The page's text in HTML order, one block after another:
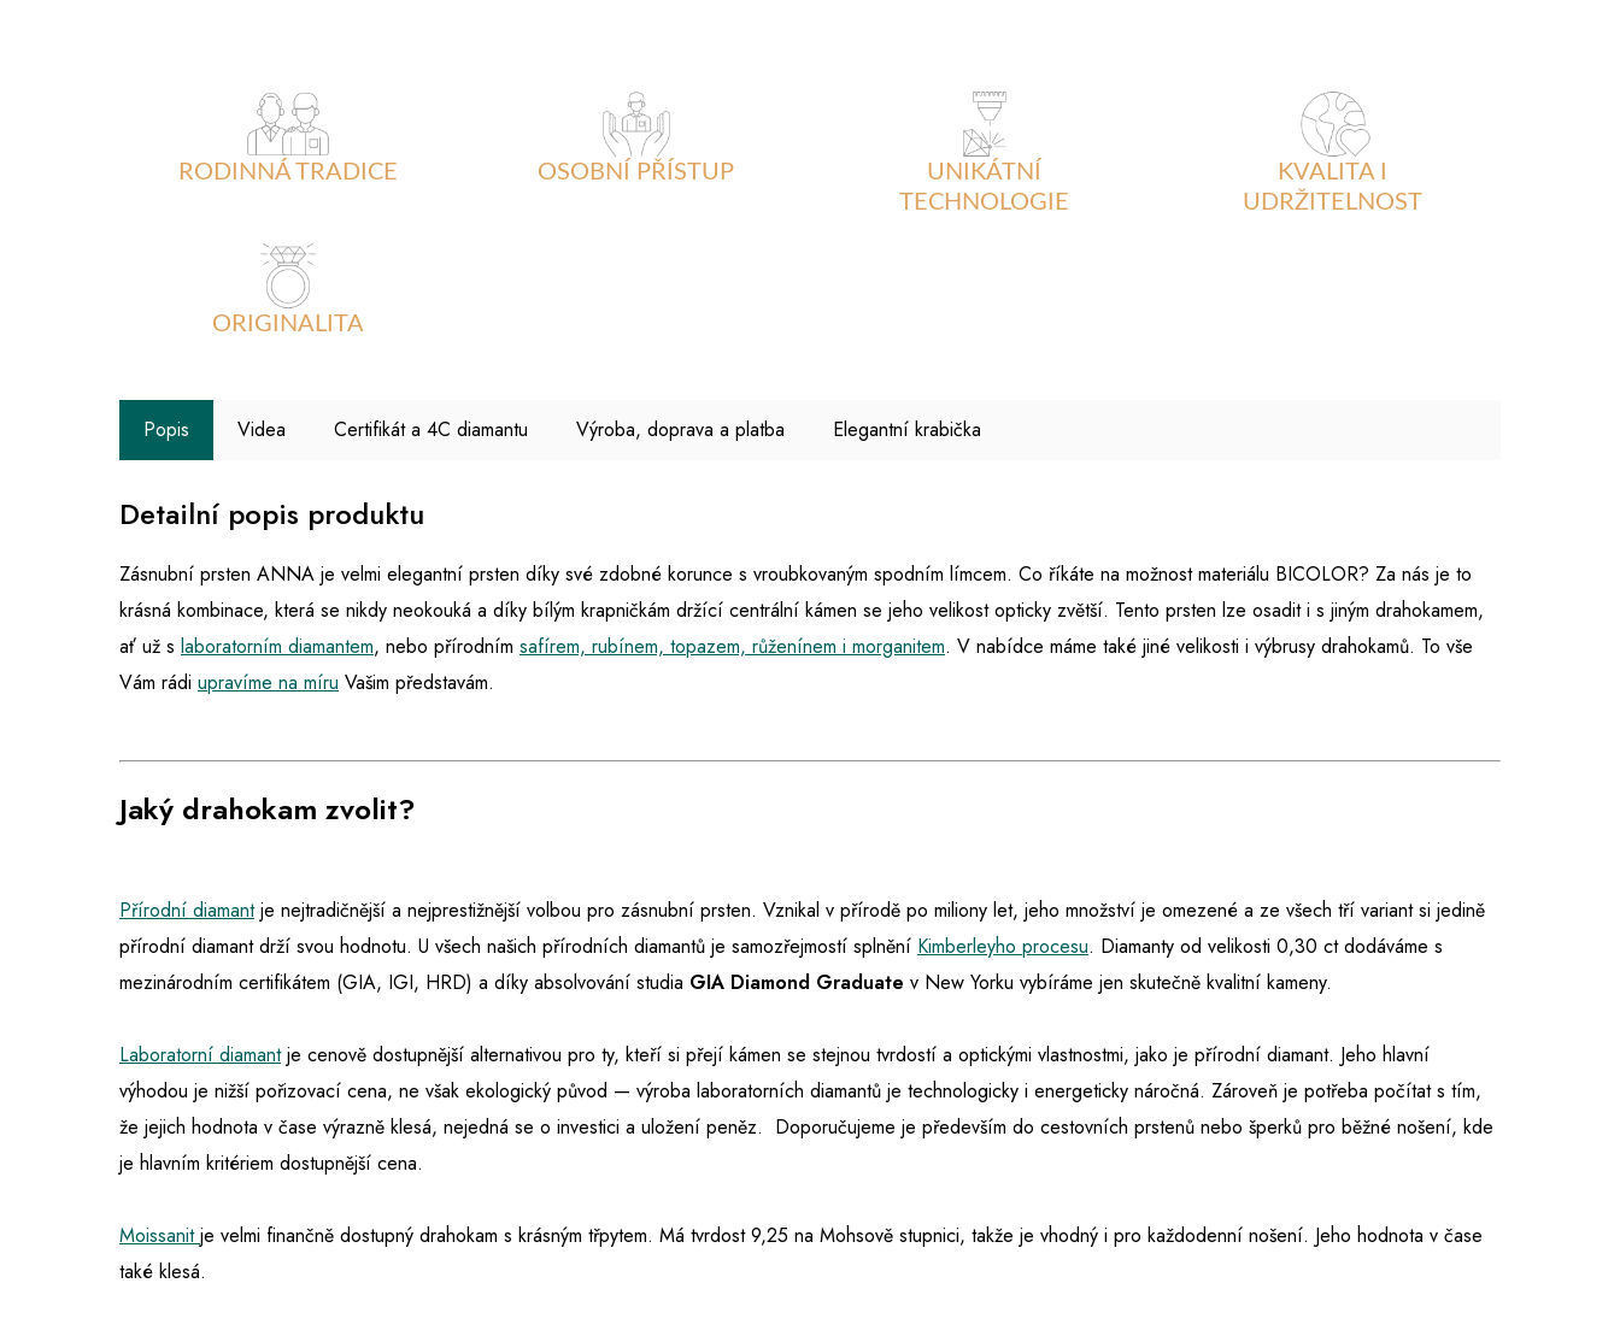
RODINNÁ TRADICE OSOBNÍ PŘÍSTUP
UNIKÁTNÍ
TECHNOLOGIE
KVALITA I
UDRŽITELNOST
ORIGINALITA
Popis Videa Certifikát a 4C diamantu Výroba, doprava a platba Elegantní krabička
Detailní popis produktu
Zásnubní prsten ANNA je velmi elegantní prsten díky své zdobné korunce s vroubkovaným spodním límcem. Co říkáte na možnost materiálu BICOLOR? Za nás je to
krásná kombinace, která se nikdy neokouká a díky bílým krapničkám držící centrální kámen se jeho velikost opticky zvětší. Tento prsten lze osadit i s jiným drahokamem,
ať už s laboratorním diamantem, nebo přírodním safírem, rubínem, topazem, růženínem i morganitem. V nabídce máme také jiné velikosti i výbrusy drahokamů. To vše
Vám rádi upravíme na míru Vašim představám.
Jaký drahokam zvolit?
Přírodní diamantje nejtradičnější a nejprestižnější volbou pro zásnubní prsten. Vznikal v přírodě po miliony let, jeho množství je omezené a ze všech tří variant si jedině
přírodní diamant drží svou hodnotu. U všech našich přírodních diamantů je samozřejmostí splnění Kimberleyho procesu. Diamanty od velikosti 0,30 ct dodáváme s
mezinárodním certifikátem (GIA, IGI, HRD) a díky absolvování studia GIA Diamond Graduate v New Yorku vybíráme jen skutečně kvalitní kameny.
Laboratorní diamantje cenově dostupnější alternativou pro ty, kteří si přejí kámen se stejnou tvrdostí a optickými vlastnostmi, jako je přírodní diamant. Jeho hlavní
výhodou je nižší pořizovací cena, ne však ekologický původ — výroba laboratorních diamantů je technologicky i energeticky náročná. Zároveň je potřeba počítat s tím,
že jejich hodnota v čase výrazně klesá, nejedná se o investici a uložení peněz. Doporučujeme je především do cestovních prstenů nebo šperků pro běžné nošení, kde
je hlavním kritériem dostupnější cena.
Moissanitje velmi finančně dostupný drahokam s krásným třpytem. Má tvrdost 9,25 na Mohsově stupnici, takže je vhodný i pro každodenní nošení. Jeho hodnota v čase
také klesá.